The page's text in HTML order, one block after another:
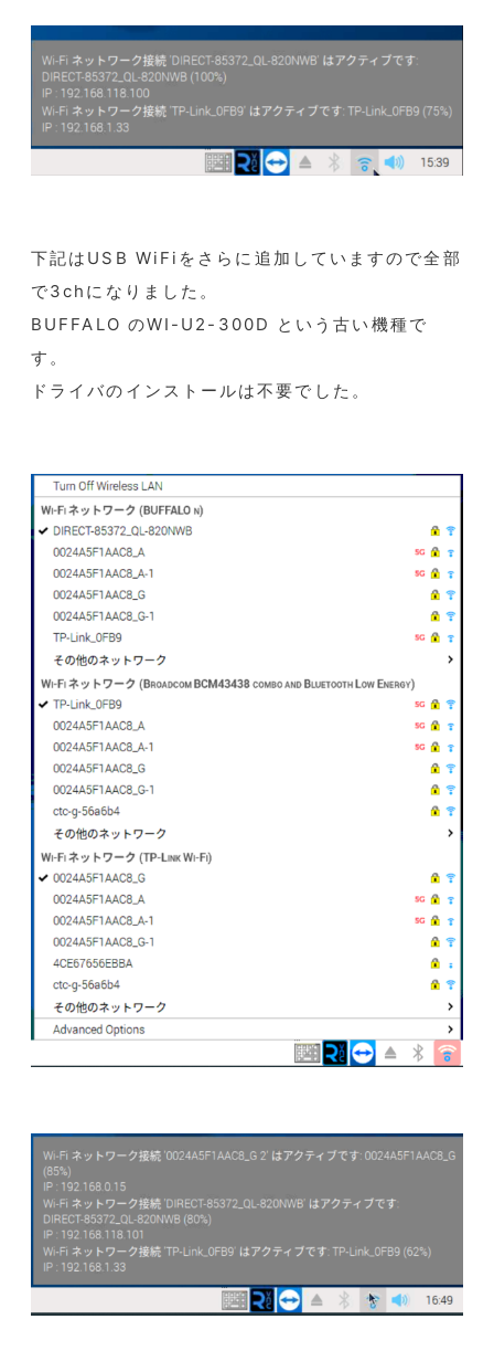
下記はUSB WiFiをさらに追加していますので全部
で3chになりました。
BUFFALO のWI-U2-300D という古い機種で
す。
ドライバのインストールは不要でした。